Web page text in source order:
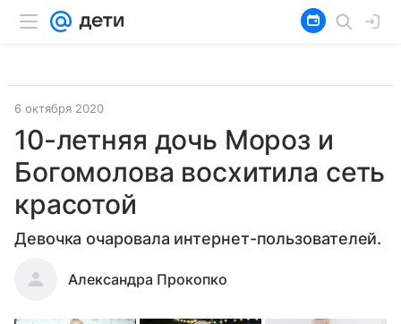
6 октября 2020
10-летняя дочь Мороз и
Богомолова восхитила сеть
красотой
Девочка очаровала интернет-пользователей.
Александра Прокопко